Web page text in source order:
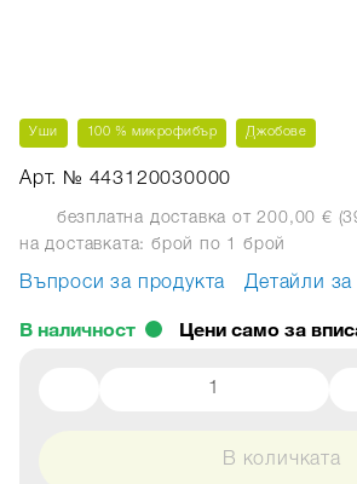
Уши 100 % микрофибър Джобове
Арт. № 443120030000
безплатна доставка от 200,00 €
на доставката: брой по 1 брой
Въпроси за продукта Детайли за
В наличност
В количката